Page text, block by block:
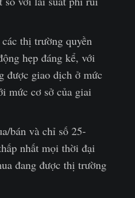
thị trường quyền
hẹp đáng kể, với
được giao dịch ở mức
mức cơ sở của giai
bán và chỉ số 25-
nhất mọi thời đại
đang được thị trường